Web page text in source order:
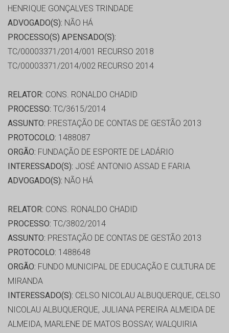
HENRIQUE GONÇALVES TRINDADE
ADVOGADO(S): NÃO HÁ
PROCESSO(S) APENSADO(S):
TC/00003371/2014/001 RECURSO 2018
TC/00003371/2014/002 RECURSO 2014
RELATOR: CONS. RONALDO CHADID
PROCESSO: TC/3615/2014
ASSUNTO: PRESTAÇÃO DE CONTAS DE GESTÃO 2013
PROTOCOLO: 1488087
ORGÃO: FUNDAÇÃO DE ESPORTE DE LADÁRIO
INTERESSADO(S): JOSÉ ANTONIO ASSAD E FARIA
ADVOGADO(S): NÃO HÁ
RELATOR: CONS. RONALDO CHADID
PROCESSO: TC/3802/2014
ASSUNTO: PRESTAÇÃO DE CONTAS DE GESTÃO 2013
PROTOCOLO: 1488648
ORGÃO: FUNDO MUNICIPAL DE EDUCAÇÃO E CULTURA DE
MIRANDA
INTERESSADO(S): CELSO NICOLAU ALBUQUERQUE, CELSO
NICOLAU ALBUQUERQUE, JULIANA PEREIRA ALMEIDA DE
ALMEIDA, MARLENE DE MATOS BOSSAY, WALQUIRIA